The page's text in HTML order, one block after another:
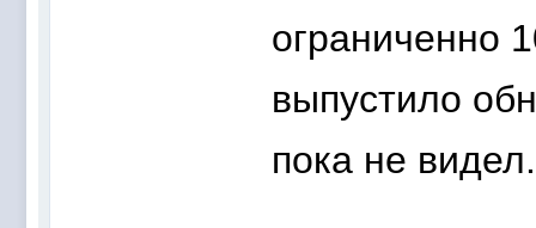
ограниченно
выпустило
пока не